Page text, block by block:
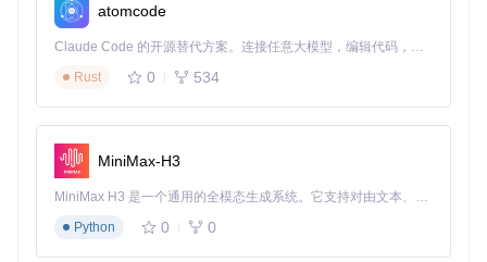
⚠️注意事项：选择设备时务必仔细核对容量和盘符，避免误格
式化重要数据。
第二步：高级选项与系统优化
文件系统推荐选择NTFS（支持4GB以上文件）
对于Windows 11镜像，点击"图像选项"旁的下拉箭头，选
atomcode
Claude Code 的开源替代方案。连接任意大模型，编辑代码，运行命令，自动验证 — 全自动执行。用 Rust 构建，极致性能。 ｜ An open-source alternative to Claude Code. Connect any LLM, edit code, run commands, and verify changes — autonomously. Built in Rust for speed. Get Started
Rust
0 534
MiniMax-H3
MiniMax H3 是一个通用的全模态生成系统。它支持对由文本、图像、视频和音频组成的多模态上下文进行统一理解，并能生成分辨率高达 2K、时长可达 15 秒的带原生立体声音频的视频。得益于面向任务泛化的系统设计，H3 在预训练阶段就已具备广泛的多模态上下文理解与生成能力，能够出色地执行复杂的多模态指令。
Python
0 0